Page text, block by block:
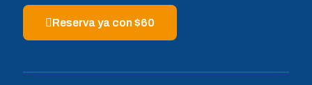
Reserva ya con $60